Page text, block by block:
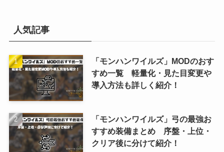
人気記事
「モンハンワイルズ」MODのおす
すめ一覧 軽量化・見た目変更や
導入方法も詳しく紹介！
「モンハンワイルズ」弓の最強お
すすめ装備まとめ 序盤・上位・
クリア後に分けて紹介！